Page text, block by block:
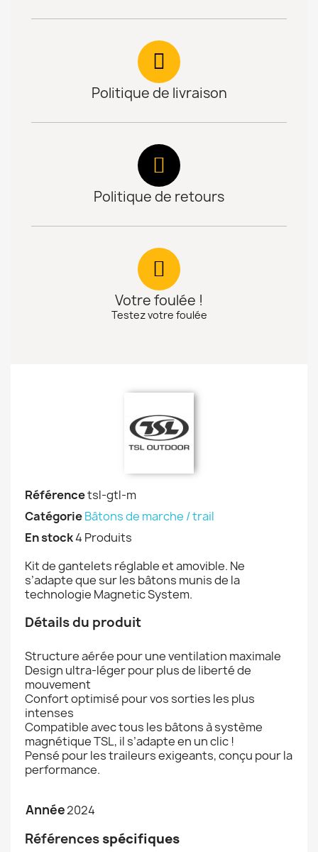
Politique de livraison
Politique de retours
Votre foulée !
Testez votre foulée
Référencetsl-gtl-m
CatégorieBâtons de marche / trail
En stock4 Produits
Kit de gantelets réglable et amovible. Ne
s’adapte que sur les bâtons munis de la
technologie Magnetic System.
Détails du produit
Structure aérée pour une ventilation maximale
Design ultra-léger pour plus de liberté de
mouvement
Confort optimisé pour vos sorties les plus
intenses
Compatible avec tous les bâtons à système
magnétique TSL, il s’adapte en un clic !
Pensé pour les traileurs exigeants, conçu pour la
performance.
Année2024
Références spécifiques